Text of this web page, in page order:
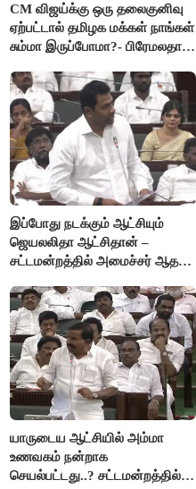
CM விஜய்க்கு ஒரு தலைகுனிவு
ஏற்பட்டால் தமிழக மக்கள் நாங்கள்
சும்மா இருப்போமா?- பிரேமலதா
இப்போது நடக்கும் ஆட்சியும்
ஜெயலலிதா ஆட்சிதான் –
சட்டமன்றத்தில் அமைச்சர் ஆதவ்
யாருடைய ஆட்சியில் அம்மா
உணவகம் நன்றாக
செயல்பட்டது..? சட்டமன்றத்தில்